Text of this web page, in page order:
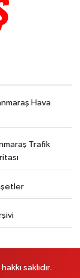
Hava
Trafik
saklıdır.